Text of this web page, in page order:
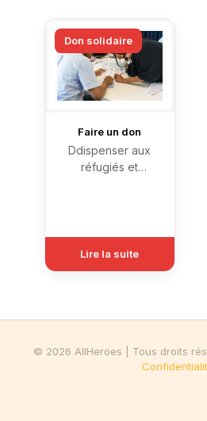
Don solidaire
Faire un don
Ddispenser aux
réfugiés et
professionnel et
Lire la suite
© 2026 AllHeroes | Tous droits